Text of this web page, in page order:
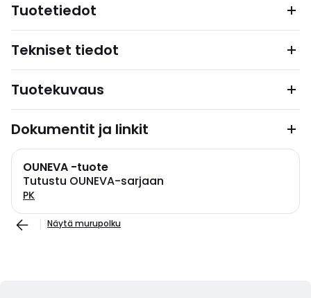
Tuotetiedot
Tekniset tiedot
Tuotekuvaus
Dokumentit ja linkit
OUNEVA -tuote
Tutustu OUNEVA-sarjaan
PK
Näytä murupolku